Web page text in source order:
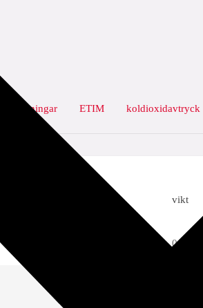
nedladdningar ETIM koldioxidavtryck
vikt
0,07 kg